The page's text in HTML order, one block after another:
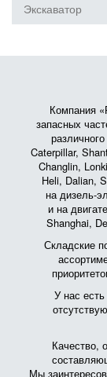
Экскаватор
Компания
запасных
Caterpillar,
Changlin,
Heli, Dalian,
на дизель-
и на
Shanghai,
Складские
У нас
Качество,
Мы